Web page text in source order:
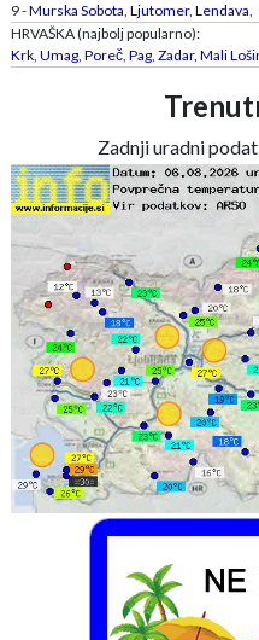
9 -Murska Sobota, Ljutomer, Lendava,
HRVAŠKA (najbolj popularno):
Krk, Umag, Poreč, Pag, Zadar, Mali
Zadnji uradni